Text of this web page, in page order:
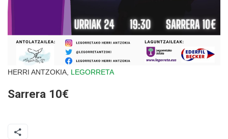
HERRI ANTZOKIA, LEGORRETA
Sarrera 10€